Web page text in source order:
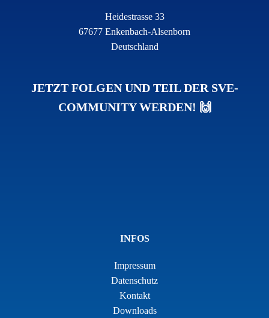
Heidestrasse 33
67677 Enkenbach-Alsenborn
Deutschland
JETZT FOLGEN UND TEIL DER SVE-
COMMUNITY WERDEN! 🙌
INFOS
Impressum
Datenschutz
Kontakt
Downloads